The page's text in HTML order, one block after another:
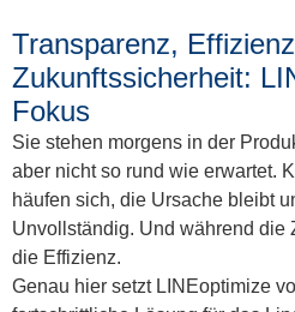
Transparenz,
Zukunftssicherheit:
Fokus
Sie stehen morgens in der
aber nicht so rund wie erwartet.
häufen sich, die Ursache bleibt
Unvollständig. Und während die
die Effizienz.
Genau hier setzt LINEoptimize